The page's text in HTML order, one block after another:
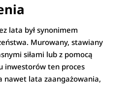
lata był synonimem
Murowany, stawiany
siłami lub z pomocą
inwestorów ten proces
nawet lata zaangażowania,